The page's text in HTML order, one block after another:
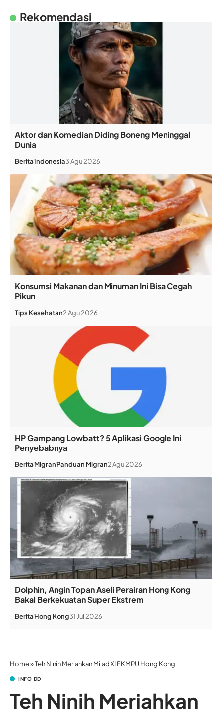
Rekomendasi
Aktor dan Komedian Diding Boneng Meninggal
Dunia
BeritaIndonesia3 Agu 2026
Konsumsi Makanan dan Minuman Ini Bisa Cegah
Pikun
Tips Kesehatan2 Agu 2026
HP Gampang Lowbatt? 5 Aplikasi Google Ini
Penyebabnya
BeritaMigranPanduan Migran2 Agu 2026
Dolphin, Angin Topan Aseli Perairan Hong Kong
Bakal Berkekuatan Super Ekstrem
BeritaHong Kong31 Jul 2026
Home»Teh Ninih Meriahkan Milad XI FKMPU Hong Kong
INFO DD
Teh Ninih Meriahkan